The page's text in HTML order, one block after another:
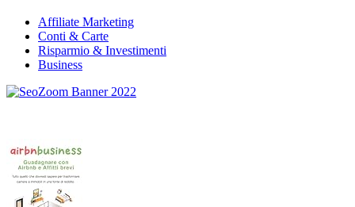
Affiliate Marketing
Conti & Carte
Risparmio & Investimenti
Business